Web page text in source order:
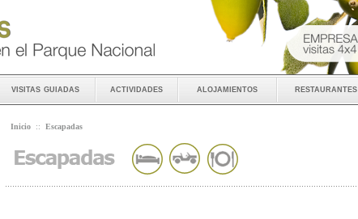
visitas guiadas actividades alojamientos restaurantes
Inicio :: Escapadas